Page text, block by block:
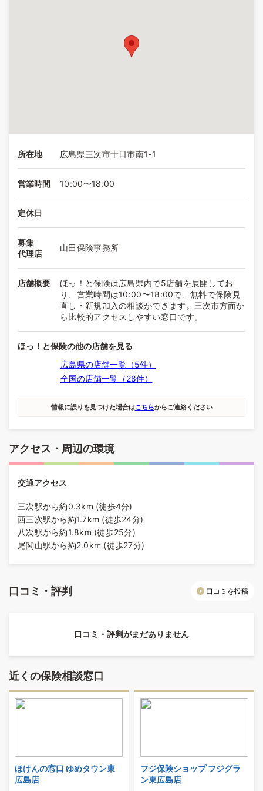
所在地 広島県三次市十日市南1-1
営業時間 10:00〜18:00
定休日
募集
代理店
山田保険事務所
店舗概要
ほっ！と保険は広島県内で5店舗を展開してお
り、営業時間は10:00〜18:00で、無料で保険見
直し・新規加入の相談ができます。三次市方面か
ら比較的アクセスしやすい窓口です。
ほっ！と保険の他の店舗を見る
広島県の店舗一覧（5件）
全国の店舗一覧（28件）
情報に誤りを見つけた場合はこちらからご連絡ください
アクセス・周辺の環境
交通アクセス
三次駅から約0.3km (徒歩4分)
西三次駅から約1.7km (徒歩24分)
八次駅から約1.8km (徒歩25分)
尾関山駅から約2.0km (徒歩27分)
口コミ・評判 口コミを投稿
口コミ・評判がまだありません
近くの保険相談窓口
ほけんの窓口 ゆめタウン東
広島店
フジ保険ショップ フジグラ
ン東広島店